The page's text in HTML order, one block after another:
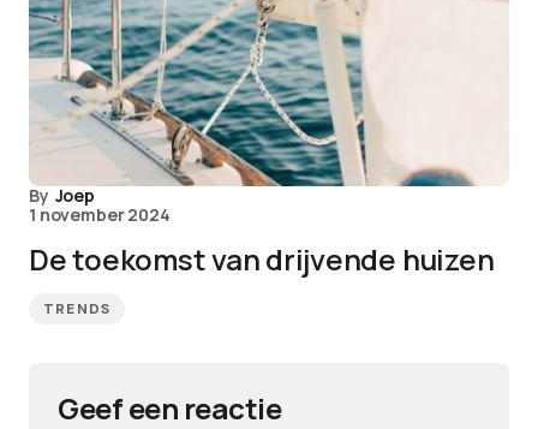
By Joep
1 november 2024
De toekomst van drijvende huizen
TRENDS
Geef een reactie